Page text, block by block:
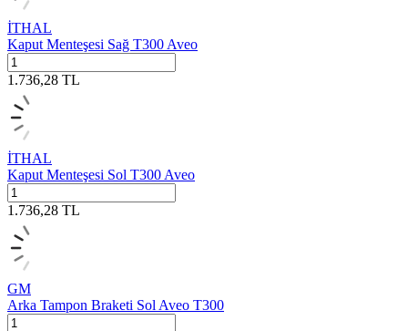
İTHAL
Kaput Menteşesi Sağ T300 Aveo
1.736,28 TL
İTHAL
Kaput Menteşesi Sol T300 Aveo
1.736,28 TL
GM
Arka Tampon Braketi Sol Aveo T300